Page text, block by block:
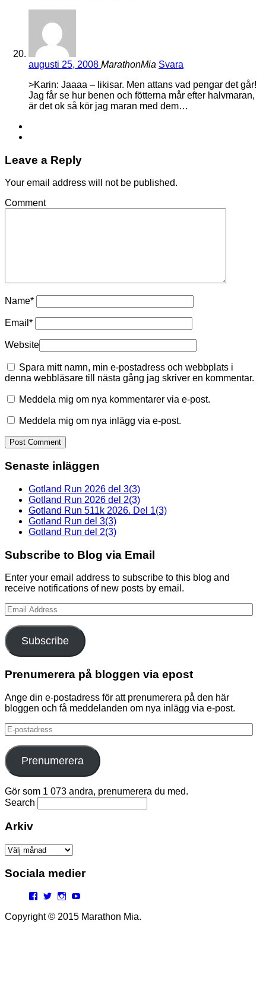
augusti 25, 2008 MarathonMia Svara
>Karin: Jaaaa – likisar. Men attans vad pengar det går!
Jag får se hur benen och fötterna mår efter halvmaran,
är det ok så kör jag maran med dem…
Leave a Reply
Your email address will not be published.
Comment
Name*
Email *
Website
Spara mitt namn, min e-postadress och webbplats i
denna webbläsare till nästa gång jag skriver en kommentar.
Meddela mig om nya kommentarer via e-post.
Meddela mig om nya inlägg via e-post.
Senaste inläggen
Gotland Run 2026 del 3(3)
Gotland Run 2026 del 2(3)
Gotland Run 511k 2026. Del 1(3)
Gotland Run del 3(3)
Gotland Run del 2(3)
Subscribe to Blog via Email
Enter your email address to subscribe to this blog and
receive notifications of new posts by email.
Email
Address
Subscribe
Prenumerera på bloggen via epost
Ange din e-postadress för att prenumerera på den här
bloggen och få meddelanden om nya inlägg via e-post.
E-
postadress
Prenumerera
Gör som 1 073 andra, prenumerera du med.
Search
Arkiv
Arkiv
Sociala medier
Facebook
TwitterInstagram
Copyright © 2015 Marathon Mia.